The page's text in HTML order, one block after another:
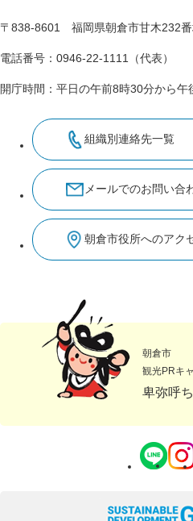
〒838-8601 福岡県朝倉市甘木232番
電話番号：0946-22-1111（代表）
開庁時間：平日の午前8時30分から午
組織別連絡先一覧
メールでのお問い合
朝倉市役所へのアク
朝倉市
観光PRキ
卑弥呼